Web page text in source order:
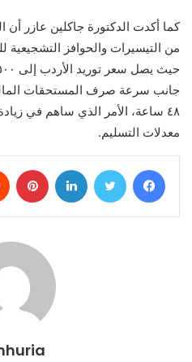
كما أكدت الدكتورة جاكلين عازر
من التيسيرات والحوافز التشجيعية
جانب سرعة صرف المستحقات
٤٨ ساعة، الأمر الذي ساهم في
معدلات التسليم.
فيسبوك تويتر لينكدإن